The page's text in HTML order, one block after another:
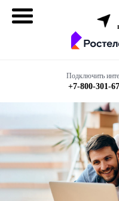
Подключить
+7-800-301-
Интернет + ТВ
Все в одном
Все тарифы
Бизнесу